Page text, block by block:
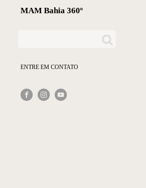
MAM Bahia 360º
ENTRE EM CONTATO